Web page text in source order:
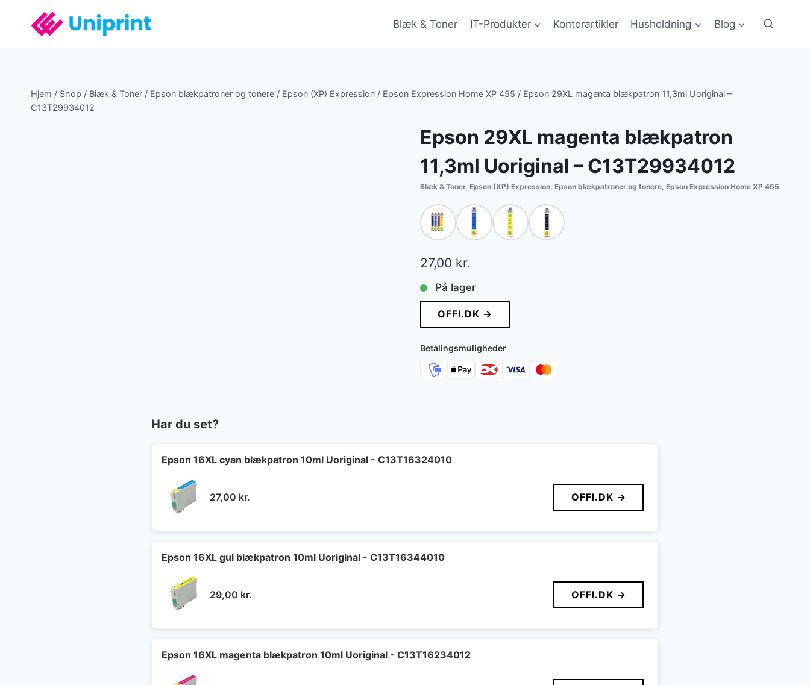
Blæk & Toner IT-Produkter Kontorartikler Husholdning Blog
Hjem / Shop / Blæk & Toner / Epson blækpatroner og tonere / Epson (XP) Expression / Epson Expression Home XP 455 / Epson 29XL magenta blækpatron 11,3ml Uoriginal –
C13T29934012
Epson 29XL magenta blækpatron
11,3ml Uoriginal – C13T29934012
Blæk & Toner, Epson (XP) Expression, Epson blækpatroner og tonere, Epson Expression Home XP 455
27,00 kr.
På lager
OFFI.DK →
Betalingsmuligheder
Har du set?
Epson 16XL cyan blækpatron 10ml Uoriginal - C13T16324010
27,00 kr. OFFI.DK →
Epson 16XL gul blækpatron 10ml Uoriginal - C13T16344010
29,00 kr. OFFI.DK →
Epson 16XL magenta blækpatron 10ml Uoriginal - C13T16234012